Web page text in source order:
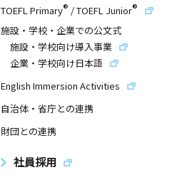
TOEFL Primary® /TOEFL Junior®
施設・学校・企業での公文式
施設・学校向け導入事業
企業・学校向け日本語
English Immersion Activities
自治体・省庁との連携
財団との連携
社員採用